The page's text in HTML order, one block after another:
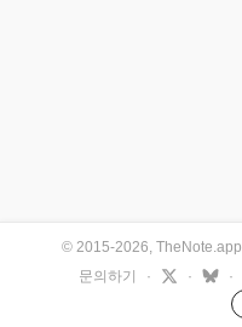
© 2015-2026, TheNote.app
문의하기
· · ·